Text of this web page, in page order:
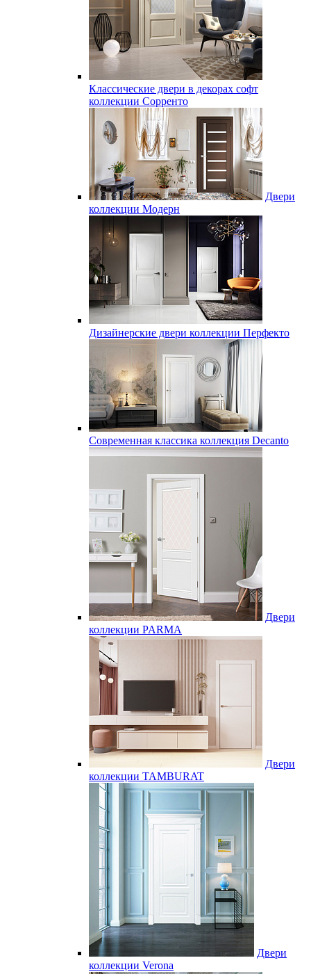
Классические двери в декорах софт
коллекции Сорренто
Двери
коллекции Модерн
Дизайнерские двери коллекции Перфекто
Современная классика коллекция Decanto
Двери
коллекции PARMA
Двери
коллекции TAMBURAT
Двери
коллекции Verona